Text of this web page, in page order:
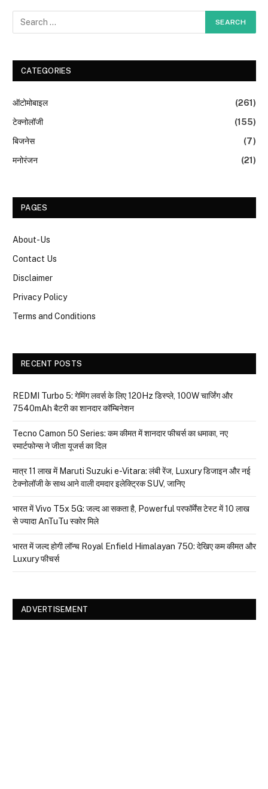
CATEGORIES
ऑटोमोबाइल
(261)
टेक्नोलॉजी
(155)
बिजनेस
(7)
मनोरंजन
(21)
PAGES
About-Us
Contact Us
Disclaimer
Privacy Policy
Terms and Conditions
RECENT POSTS
REDMI Turbo 5: गेमिंग लवर्स के लिए 120Hz डिस्प्ले, 100W चार्जिंग और
7540mAh बैटरी का शानदार कॉम्बिनेशन
Tecno Camon 50 Series: कम कीमत में शानदार फीचर्स का धमाका, नए
स्मार्टफोन्स ने जीता यूजर्स का दिल
मात्र ₹11 लाख में Maruti Suzuki e-Vitara: लंबी रेंज, Luxury डिजाइन और नई
टेक्नोलॉजी के साथ आने वाली दमदार इलेक्ट्रिक SUV, जानिए
भारत में Vivo T5x 5G: जल्द आ सकता है, Powerful परफॉर्मेंस टेस्ट में 10 लाख
से ज्यादा AnTuTu स्कोर मिले
भारत में जल्द होगी लॉन्च Royal Enfield Himalayan 750: देखिए कम कीमत और
Luxury फीचर्स
ADVERTISEMENT